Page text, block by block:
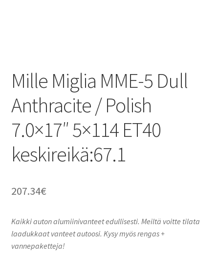
Mille Miglia MME-5 Dull
Anthracite / Polish
7.0×17″ 5×114 ET40
keskireikä:67.1
207.34€
Kaikki auton alumiinivanteet edullisesti. Meiltä voitte tilata
laadukkaat vanteet autoosi. Kysy myös rengas +
vannepaketteja!